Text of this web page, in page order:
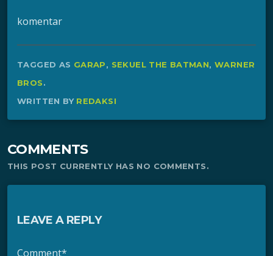
komentar
TAGGED AS GARAP, SEKUEL THE BATMAN,WARNER
BROS.
WRITTEN BY REDAKSI
COMMENTS
THIS POST CURRENTLY HAS NO COMMENTS.
LEAVE A REPLY
Comment*